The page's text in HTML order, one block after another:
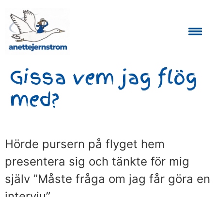
Gissa vem jag flög
med?
Hörde pursern på flyget hem
presentera sig och tänkte för mig
själv ”Måste fråga om jag får göra en